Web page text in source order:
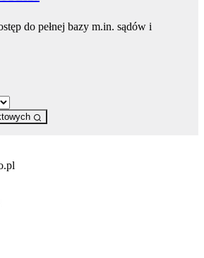
do pełnej bazy m.in. sądów i